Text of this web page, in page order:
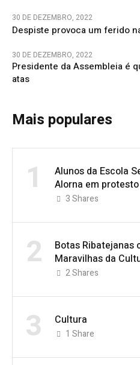
30 DE DEZEMBRO, 2022
Despiste provoca um ferido
30 DE DEZEMBRO, 2022
Presidente da Assembleia é
atas
Mais populares
1
Alunos da Escola
Alorna em protesto
3Shares
2
Botas Ribatejanas
Maravilhas da
2Shares
3 Cultura
1 Share